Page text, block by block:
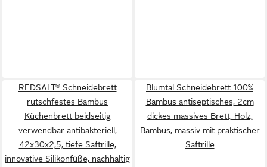
REDSALT® Schneidebrett
rutschfestes Bambus
Küchenbrett beidseitig
verwendbar antibakteriell,
42x30x2,5, tiefe Saftrille,
innovative Silikonfüße, nachhaltig
Blumtal Schneidebrett 100%
Bambus antiseptisches, 2cm
dickes massives Brett, Holz,
Bambus, massiv mit praktischer
Saftrille